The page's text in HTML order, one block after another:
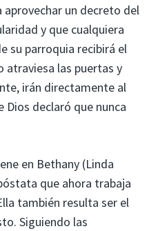
aprovechar un decreto del
y que cualquiera
su parroquia recibirá el
atraviesa las puertas y
irán directamente al
Dios declaró que nunca
en Bethany (Linda
que ahora trabaja
también resulta ser el
Siguiendo las